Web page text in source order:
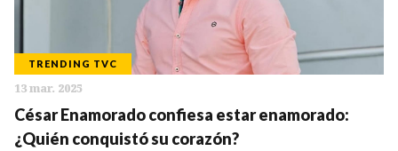
TRENDING TVC
13 mar. 2025
César Enamorado confiesa estar enamorado:
¿Quién conquistó su corazón?